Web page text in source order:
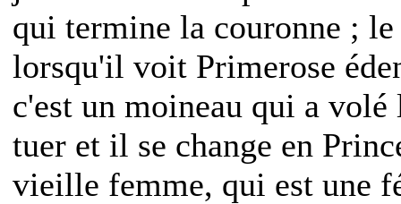
qui termine la couronne ;
lorsqu'il voit Primerose
c'est un moineau qui a
tuer et il se change en
vieille femme, qui est une